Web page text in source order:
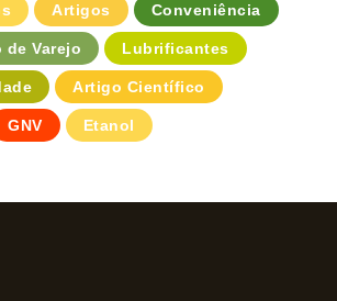
Artigos Conveniência
de Varejo Lubrificantes
Artigo Científico
GNV Etanol